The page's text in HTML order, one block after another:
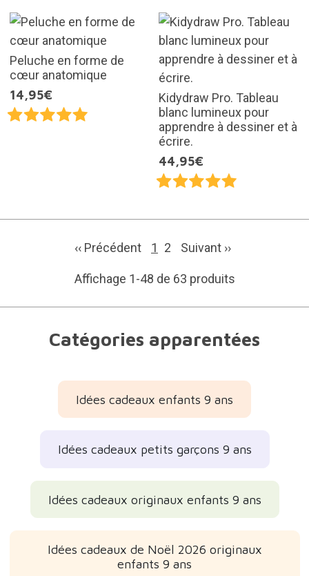
Peluche en forme de
cœur anatomique
14,95€
Kidydraw Pro. Tableau
blanc lumineux pour
apprendre à dessiner et à
écrire.
44,95€
‹‹ Précédent 1 2 Suivant ››
Affichage 1-48 de 63 produits
Catégories apparentées
Idées cadeaux enfants 9 ans
Idées cadeaux petits garçons 9 ans
Idées cadeaux originaux enfants 9 ans
Idées cadeaux de Noël 2026 originaux
enfants 9 ans